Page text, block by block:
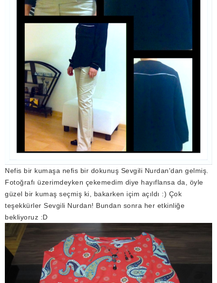
Nefis bir kumaşa nefis bir dokunuş Sevgili Nurdan'dan gelmiş.
Fotoğrafı üzerimdeyken çekemedim diye hayıflansa da, öyle
güzel bir kumaş seçmiş ki, bakarken içim açıldı :) Çok
teşekkürler Sevgili Nurdan! Bundan sonra her etkinliğe
bekliyoruz :D